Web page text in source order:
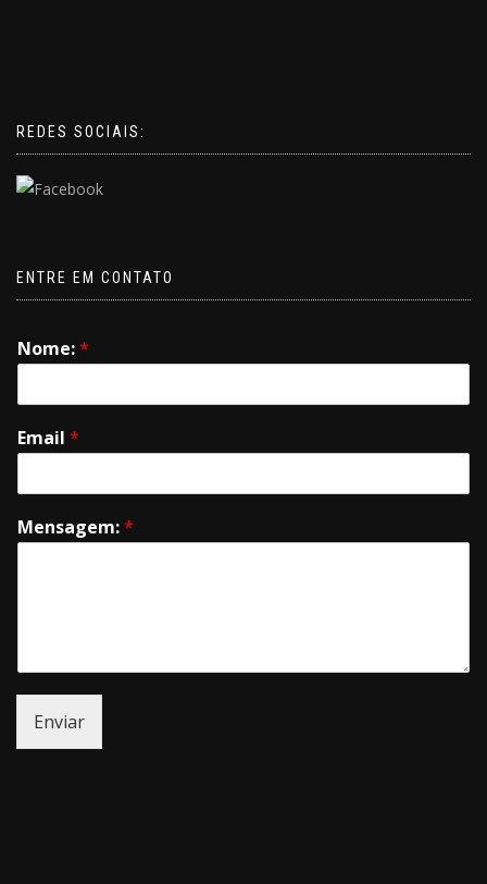
REDES SOCIAIS:
ENTRE EM CONTATO
Nome:*
Email *
Mensagem:*
Enviar